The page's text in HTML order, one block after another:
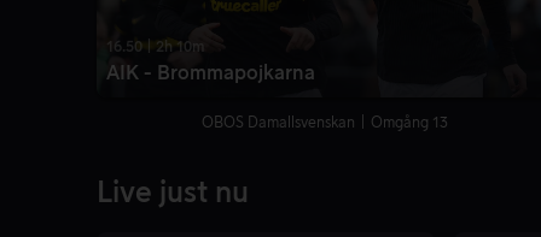
16.50 | 2h 10m
AIK - Brommapojkarna
OBOS Damallsvenskan Omgång 13
Live just nu